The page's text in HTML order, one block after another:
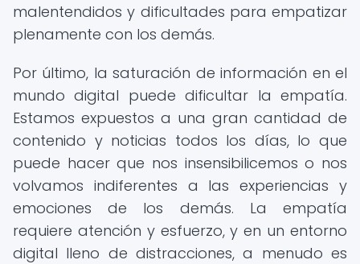
malentendidos y dificultades para empatizar
plenamente con los demás.
Por último, la saturación de información en el
mundo digital puede dificultar la empatía.
Estamos expuestos a una gran cantidad de
contenido y noticias todos los días, lo que
puede hacer que nos insensibilicemos o nos
volvamos indiferentes a las experiencias y
emociones de los demás. La empatía
requiere atención y esfuerzo, y en un entorno
digital lleno de distracciones, a menudo es